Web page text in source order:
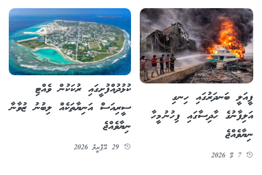
ފީއަލީ ބަނދަރުގައި ހިނގި
އަލިފާނުގެ ހާދިސާގައި ފިހުނު މީހާ
ނިޔާވެއްޖެ
7 މޭ 2026
ކުޅުދުއްފުށީގައި ރުކަކުން ވެއްޓި
ސީރިއަސް އަނިޔާތަކެއް ލިބުނު ޒުވާނާ
ނިޔާވެއްޖެ
29 އޭޕްރީލު 2026